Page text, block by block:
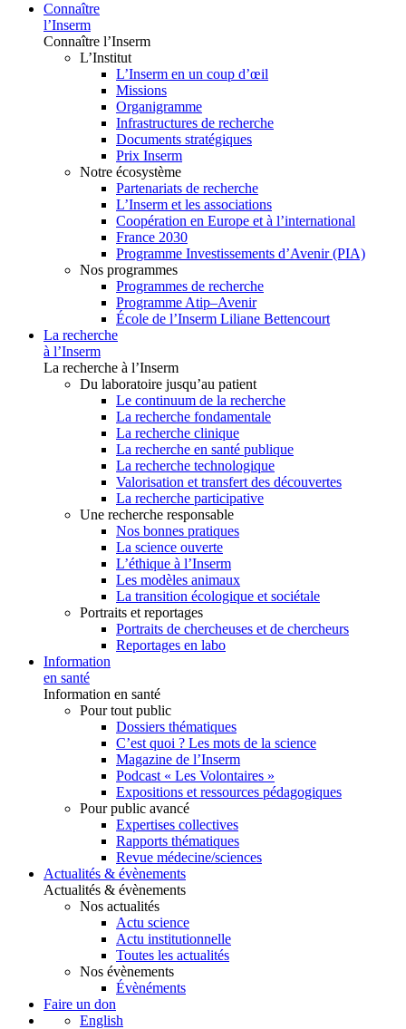
Connaître
l’Inserm
Connaître l’Inserm
L’Institut
L’Inserm en un coup d’œil
Missions
Organigramme
Infrastructures de recherche
Documents stratégiques
Prix Inserm
Notre écosystème
Partenariats de recherche
L’Inserm et les associations
Coopération en Europe et à l’international
France 2030
Programme Investissements d’Avenir (PIA)
Nos programmes
Programmes de recherche
Programme Atip–Avenir
École de l’Inserm Liliane Bettencourt
La recherche
à l’Inserm
La recherche à l’Inserm
Du laboratoire jusqu’au patient
Le continuum de la recherche
La recherche fondamentale
La recherche clinique
La recherche en santé publique
La recherche technologique
Valorisation et transfert des découvertes
La recherche participative
Une recherche responsable
Nos bonnes pratiques
La science ouverte
L’éthique à l’Inserm
Les modèles animaux
La transition écologique et sociétale
Portraits et reportages
Portraits de chercheuses et de chercheurs
Reportages en labo
Information
en santé
Information en santé
Pour tout public
Dossiers thématiques
C’est quoi ? Les mots de la science
Magazine de l’Inserm
Podcast « Les Volontaires »
Expositions et ressources pédagogiques
Pour public avancé
Expertises collectives
Rapports thématiques
Revue médecine/sciences
Actualités & évènements
Actualités & évènements
Nos actualités
Actu science
Actu institutionnelle
Toutes les actualités
Nos évènements
Évènéments
Faire un don
English